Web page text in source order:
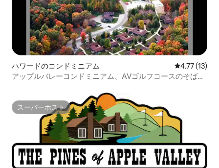
ハワードのコンドミニアム レビュー13
4.77 (13)
アップルバレーコンドミニアム、AVゴルフコースのそばに
スーパーホスト
スーパーホスト